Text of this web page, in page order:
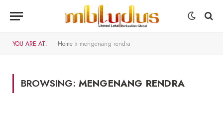
YOU ARE AT: Home » mengenang rendra
BROWSING: MENGENANG RENDRA